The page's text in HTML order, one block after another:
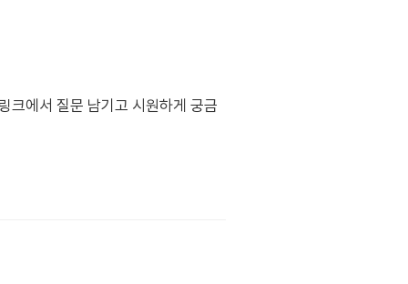
크에서 질문 남기고 시원하게 궁금